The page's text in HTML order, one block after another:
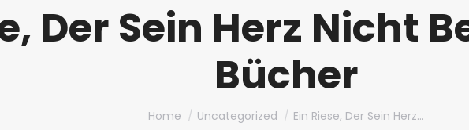
Der Sein Herz Nicht
Bücher
You are here:
Home Uncategorized Ein Riese, Der Sein Herz…